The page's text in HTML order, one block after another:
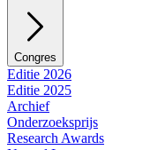
Congres
Editie 2026
Editie 2025
Archief
Onderzoeksprijs
Research Awards